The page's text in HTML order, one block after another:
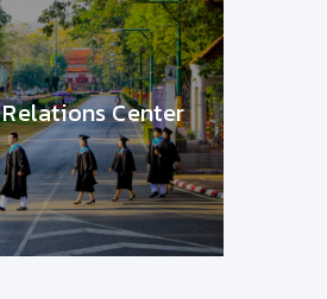
เหมี้ยง อาหารพื้นบ้า
21/9/2563 10:23:34
Center